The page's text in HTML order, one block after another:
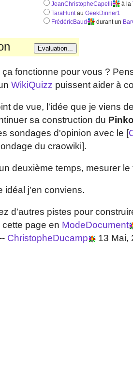
JeanChristopheCapelli
à la
TaraHuntau GeekDinner1
FrédéricBaud
durant un
ça fonctionne pour vous ?
WikiQuizz puissent aider à
de vue, l'idée que je viens
sa construction du
sondages d'opinion avec le [
du craowiki].
deuxième temps, mesurer
idéal j'en conviens.
d'autres pistes pour
page en ModeDocument
ChristopheDucamp 13 Mai,